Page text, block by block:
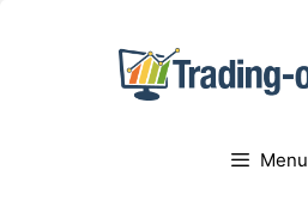
Menu